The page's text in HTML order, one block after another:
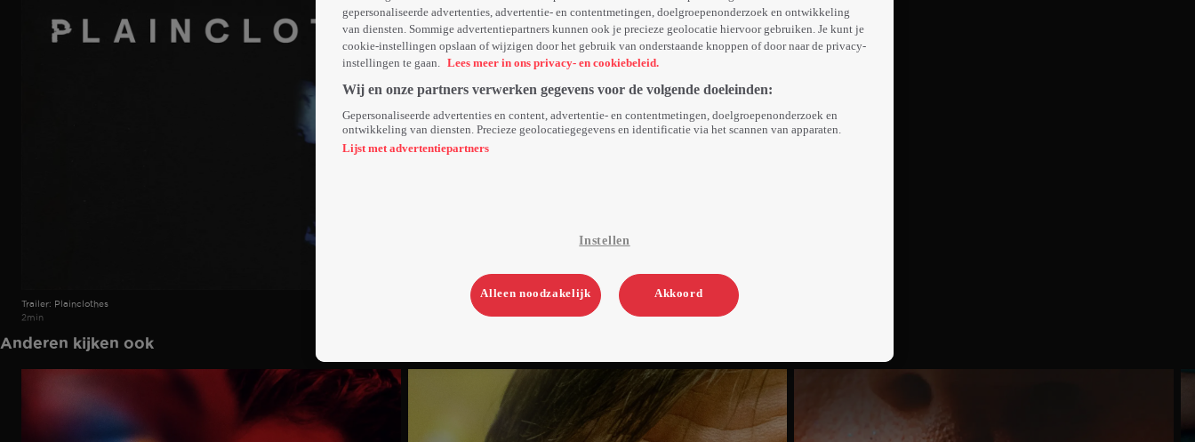
Trailer: Plainclothes
2min
Anderen kijken ook
gepersonaliseerde advertenties, advertentie- en contentmetingen, doelgroepenonderzoek en ontwikkeling
van diensten. Sommige advertentiepartners kunnen ook je precieze geolocatie hiervoor gebruiken. Je kunt je
cookie-instellingen opslaan of wijzigen door het gebruik van onderstaande knoppen of door naar de privacy-
instellingen te gaan.
Lees meer in ons privacy- en cookiebeleid.
Wij en onze partners verwerken gegevens voor de volgende doeleinden:
Gepersonaliseerde advertenties en content, advertentie- en contentmetingen, doelgroepenonderzoek en
ontwikkeling van diensten. Precieze geolocatiegegevens en identificatie via het scannen van apparaten.
Lijst met advertentiepartners
Instellen
Alleen noodzakelijk Akkoord